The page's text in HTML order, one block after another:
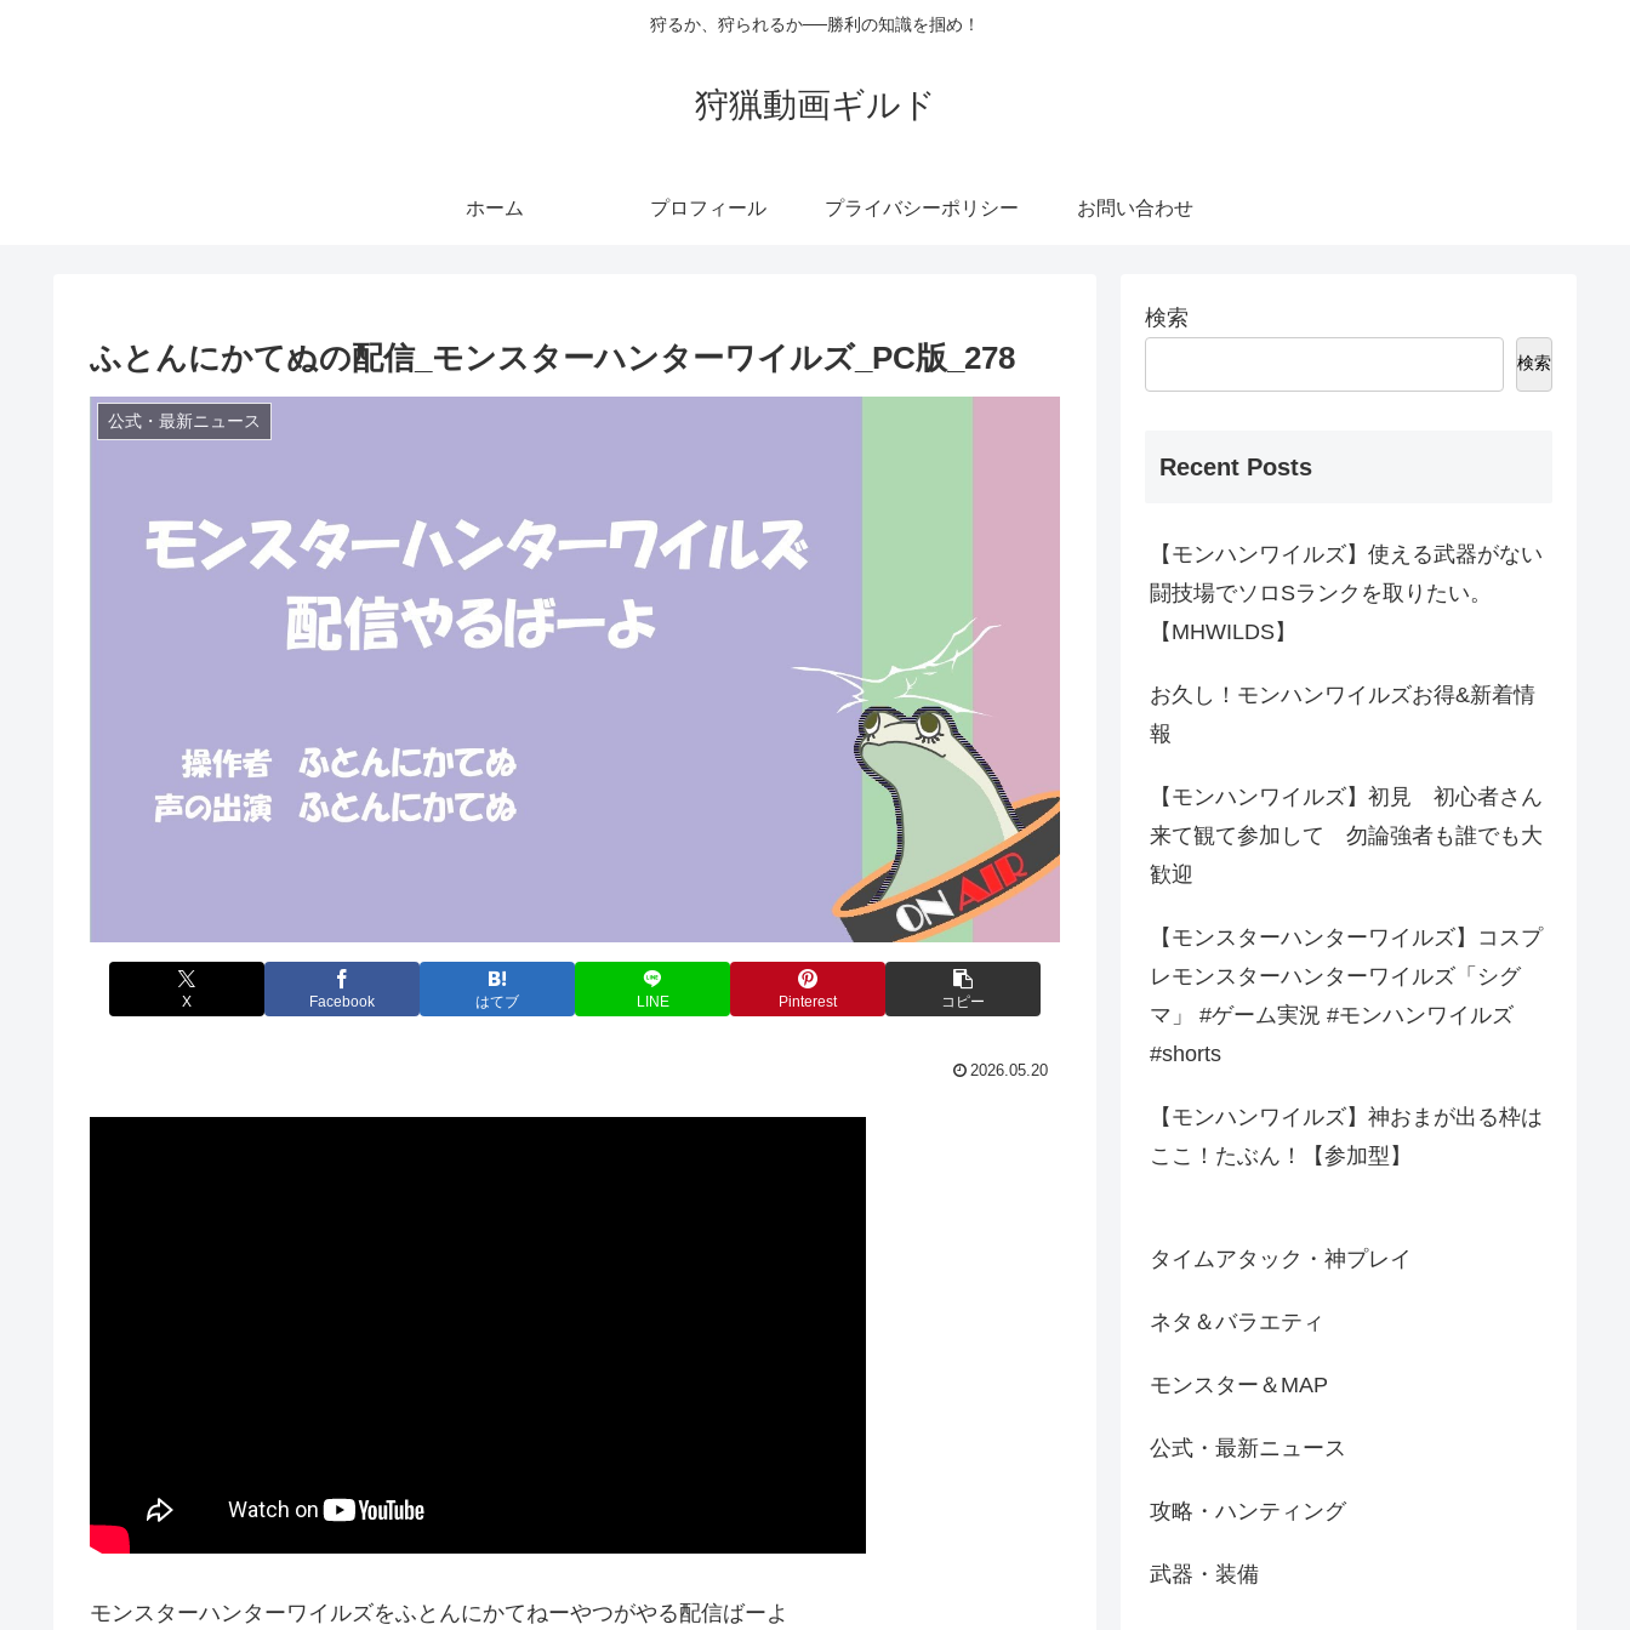
狩るか、狩られるか──勝利の知識を掴め！
狩猟動画ギルド
ホーム プロフィール プライバシーポリシー お問い合わせ
ふとんにかてぬの配信_モンスターハンターワイルズ_PC版_278
公式・最新ニュース
X Facebook はてブ LINE Pinterest コピー
2026.05.20
モンスターハンターワイルズをふとんにかてねーやつがやる配信ばーよ
検索
検索
Recent Posts
【モンハンワイルズ】使える武器がない
闘技場でソロSランクを取りたい。
【MHWILDS】
お久し！モンハンワイルズお得&新着情
報
【モンハンワイルズ】初見 初心者さん
来て観て参加して 勿論強者も誰でも大
歓迎
【モンスターハンターワイルズ】コスプ
レモンスターハンターワイルズ「シグ
マ」 #ゲーム実況 #モンハンワイルズ
#shorts
【モンハンワイルズ】神おまが出る枠は
ここ！たぶん！【参加型】
タイムアタック・神プレイ
ネタ＆バラエティ
モンスター＆MAP
公式・最新ニュース
攻略・ハンティング
武器・装備